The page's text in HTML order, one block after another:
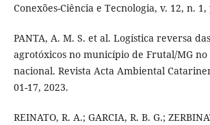
Conexões-Ciência e Tecnologia, v. 12, n. 1,
PANTA, A. M. S. et al. Logística reversa
agrotóxicos no município de Frutal/MG
nacional. Revista Acta Ambiental
01-17, 2023.
REINATO, R. A.; GARCIA, R. B. G.;